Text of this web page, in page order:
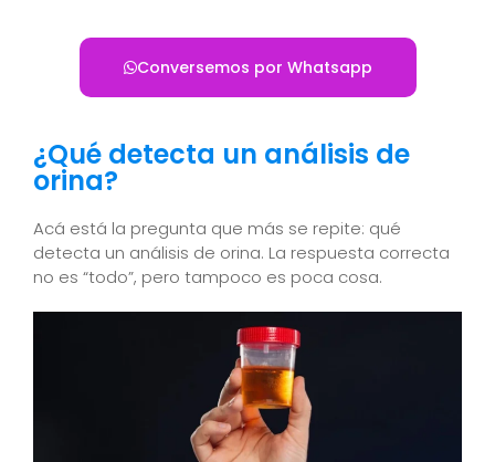
Conversemos por Whatsapp
¿Qué detecta un análisis de
orina?
Acá está la pregunta que más se repite: qué
detecta un análisis de orina. La respuesta correcta
no es “todo”, pero tampoco es poca cosa.